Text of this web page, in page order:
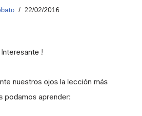
22/02/2016
Interesante !
nuestros ojos la lección más
podamos aprender: